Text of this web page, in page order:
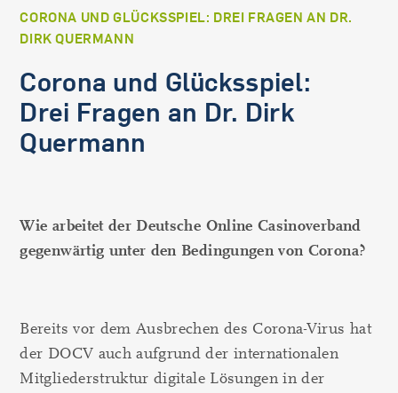
CORONA UND GLÜCKSSPIEL: DREI FRAGEN AN DR.
DIRK QUERMANN
Corona und Glücksspiel:
Drei Fragen an Dr. Dirk
Quermann
Wie arbeitet der Deutsche Online Casinoverband
gegenwärtig unter den Bedingungen von Corona?
Bereits vor dem Ausbrechen des Corona-Virus hat
der DOCV auch aufgrund der internationalen
Mitgliederstruktur digitale Lösungen in der